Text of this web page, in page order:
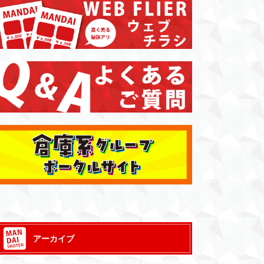
アーカイブ